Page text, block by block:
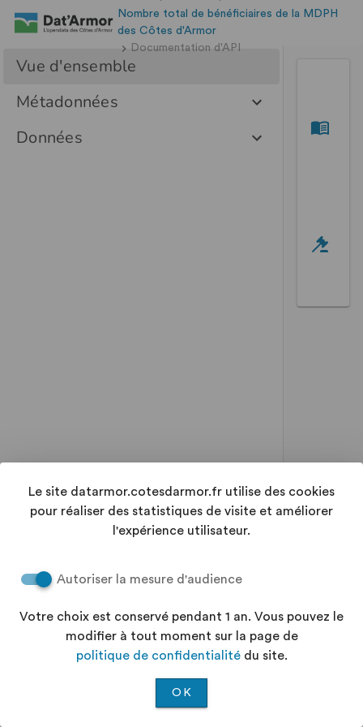
Nombre total de bénéficiaires de la MDPH
des Côtes d'Armor
Documentation d'API
Le site datarmor.cotesdarmor.fr utilise des cookies
pour réaliser des statistiques de visite et améliorer
l'expérience utilisateur.
Autoriser la mesure d'audience
Votre choix est conservé pendant 1 an. Vous pouvez le
modifier à tout moment sur la page de
politique de confidentialitédu site.
OK